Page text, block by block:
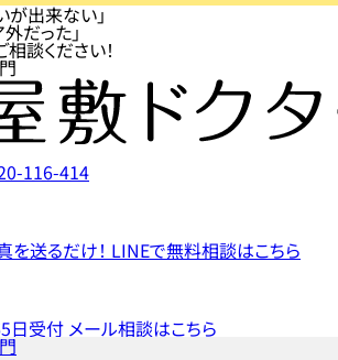
が出来ない」
だった」
談ください！
116-414
を送るだけ！ LINEで無料相談はこちら
日受付 メール相談はこちら